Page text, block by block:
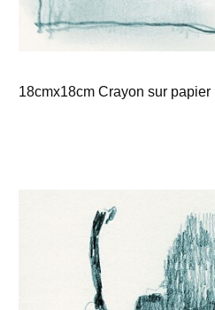
18cmx18cm Crayon sur papier